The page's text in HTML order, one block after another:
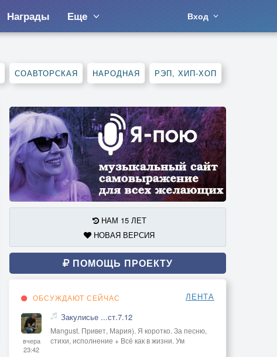
Награды Еще Вход
СОАВТОРСКАЯ НАРОДНАЯ РЭП, ХИП-ХОП
НАМ 15 ЛЕТ
НОВАЯ ВЕРСИЯ
ПОМОЩЬ ПРОЕКТУ
ОБСУЖДАЮТ СЕЙЧАС ЛЕНТА
вчера
23:42
Закулисье ...ст.7.12
Mangust. Привет, Мария). Я коротко. За песню,
стихи, исполнение + Всё как в жизни. Ум